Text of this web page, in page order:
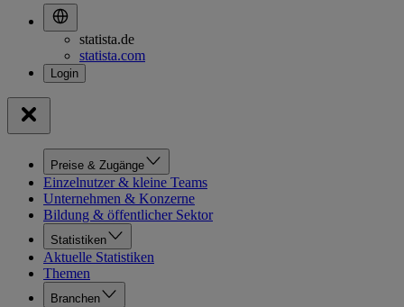
statista.de
statista.com
Preise & Zugänge
Einzelnutzer & kleine Teams
Unternehmen & Konzerne
Bildung & öffentlicher Sektor
Statistiken
Aktuelle Statistiken
Themen
Branchen